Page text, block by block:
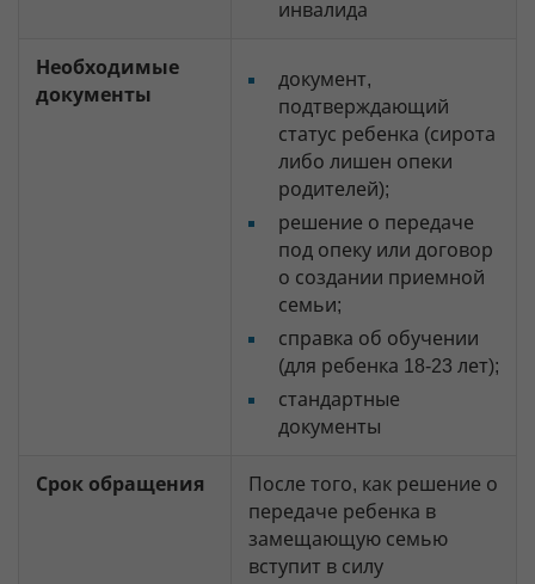
инвалида
Необходимые
документы
документ,
подтверждающий
статус ребенка (сирота
либо лишен опеки
родителей);
решение о передаче
под опеку или договор
о создании приемной
семьи;
справка об обучении
(для ребенка 18-23 лет);
стандартные
документы
Срок обращения
После того, как решение о
передаче ребенка в
замещающую семью
вступит в силу